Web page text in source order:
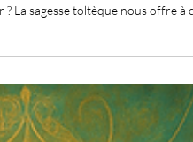
prendre les choses trop à cœur
le deuxième des accords